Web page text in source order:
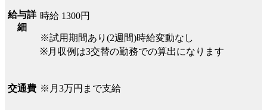
給与詳
細
時給 1300円
※試用期間あり(2週間)時給変動なし
※月収例は3交替の勤務での算出になります
交通費 ※月3万円まで支給